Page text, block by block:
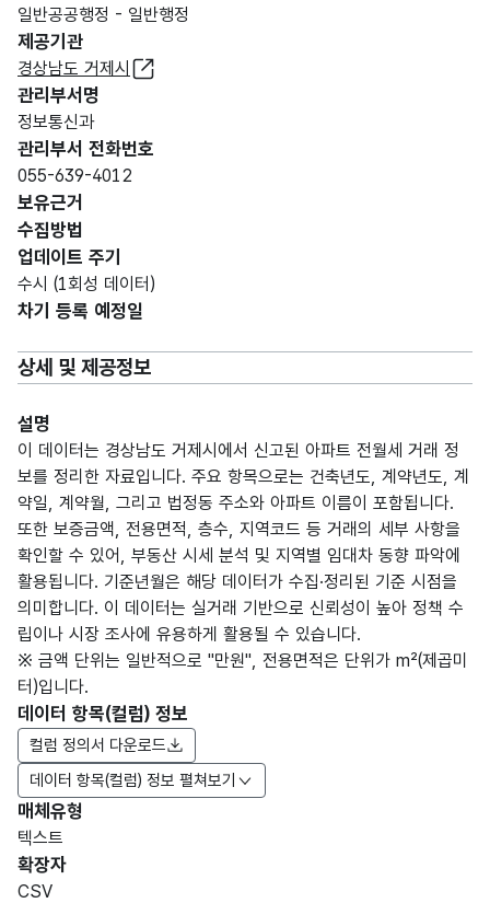
일반공공행정 - 일반행정
제공기관
경상남도 거제시
관리부서명
정보통신과
관리부서 전화번호
055-639-4012
보유근거
수집방법
업데이트 주기
수시 (1회성 데이터)
차기 등록 예정일
상세 및 제공정보
설명
이 데이터는 경상남도 거제시에서 신고된 아파트 전월세 거래 정
보를 정리한 자료입니다. 주요 항목으로는 건축년도, 계약년도, 계
약일, 계약월, 그리고 법정동 주소와 아파트 이름이 포함됩니다.
또한 보증금액, 전용면적, 층수, 지역코드 등 거래의 세부 사항을
확인할 수 있어, 부동산 시세 분석 및 지역별 임대차 동향 파악에
활용됩니다. 기준년월은 해당 데이터가 수집·정리된 기준 시점을
의미합니다. 이 데이터는 실거래 기반으로 신뢰성이 높아 정책 수
립이나 시장 조사에 유용하게 활용될 수 있습니다.
※ 금액 단위는 일반적으로 "만원", 전용면적은 단위가 m²(제곱미
터)입니다.
데이터 항목(컬럼) 정보
데이터 항목(컬럼) 정보 펼쳐보기
컬럼 정의서 다운로드
항목
명
매체유형
텍스트
확장자
CSV